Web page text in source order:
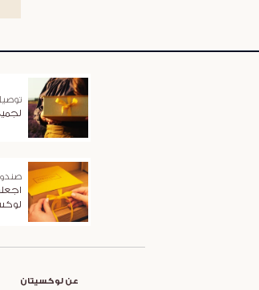
عن لوكسيتان